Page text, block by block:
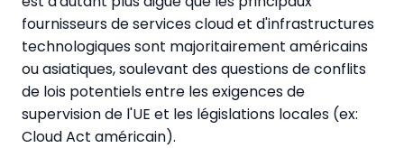
fournisseurs de services cloud et d'infrastructures
technologiques sont majoritairement américains
ou asiatiques, soulevant des questions de conflits
de lois potentiels entre les exigences de
supervision de l'UE et les législations locales (ex:
Cloud Act américain).